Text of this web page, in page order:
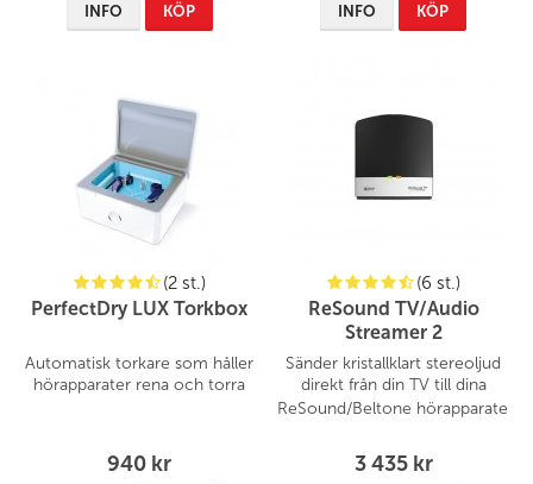
INFO KÖP INFO KÖP
(2 st.)
PerfectDry LUX Torkbox
Automatisk torkare som håller
hörapparater rena och torra
940 kr
(6 st.)
ReSound TV/Audio
Streamer 2
Sänder kristallklart stereoljud
direkt från din TV till dina
ReSound/Beltone hörapparater
3 435 kr